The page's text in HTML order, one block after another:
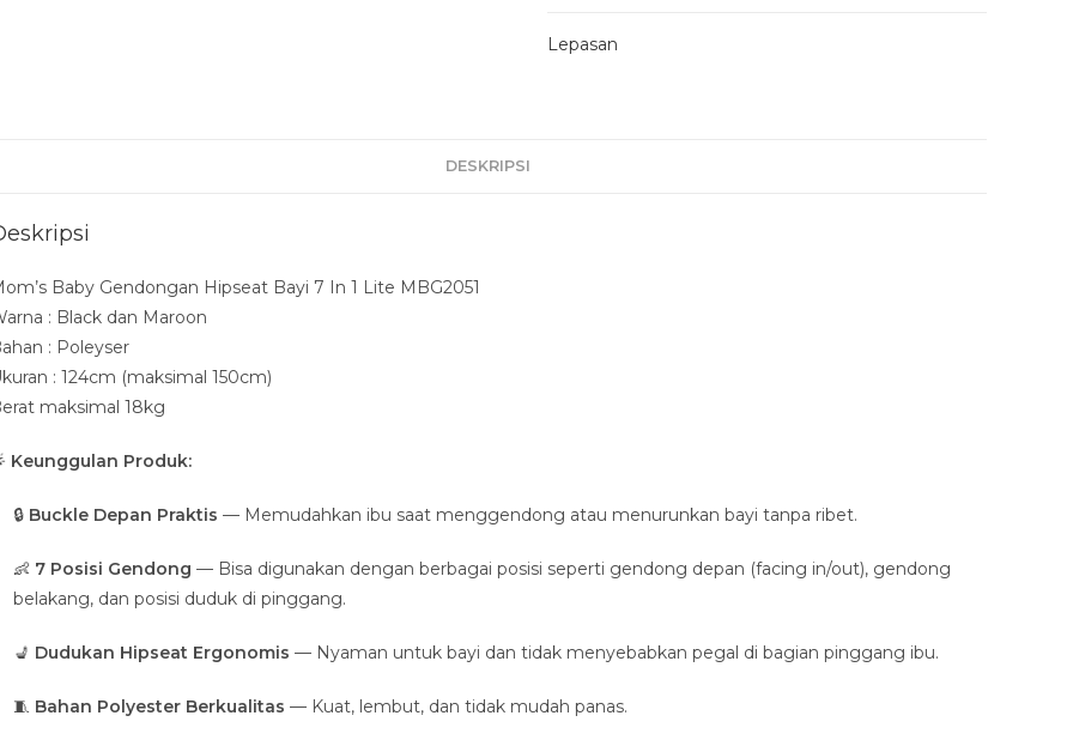
Lepasan
DESKRIPSI
Baby Gendongan Hipseat Bayi 7 In 1 Lite MBG2051
: Black dan Maroon
: Poleyser
: 124cm (maksimal 150cm)
maksimal 18kg
Keunggulan Produk:
🔒 Buckle Depan Praktis — Memudahkan ibu saat menggendong atau menurunkan bayi tanpa ribet.
👶 7 Posisi Gendong — Bisa digunakan dengan berbagai posisi seperti gendong depan (facing in/out), gendong
belakang, dan posisi duduk di pinggang.
💺 Dudukan Hipseat Ergonomis — Nyaman untuk bayi dan tidak menyebabkan pegal di bagian pinggang ibu.
🧵 Bahan Polyester Berkualitas — Kuat, lembut, dan tidak mudah panas.